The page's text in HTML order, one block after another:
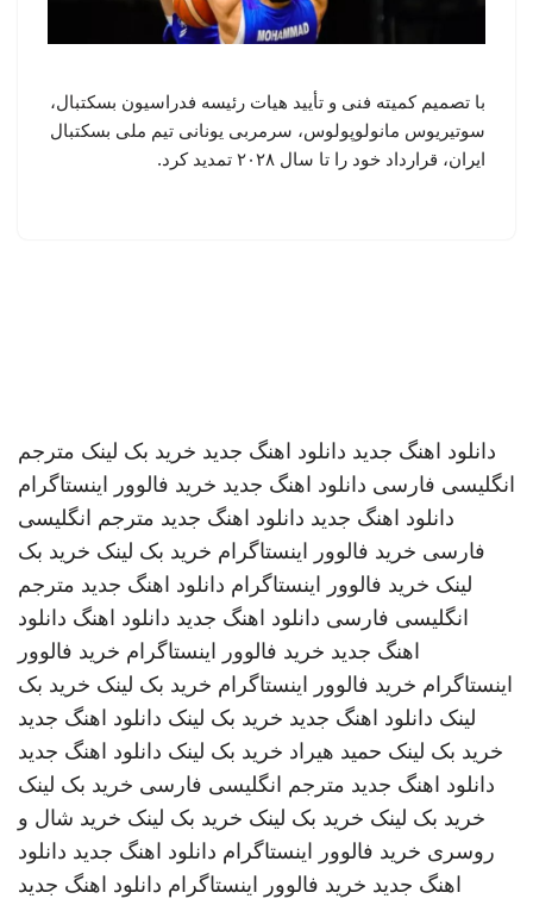
با تصمیم کمیته فنی و تأیید هیات رئیسه فدراسیون بسکتبال،
سوتیریوس مانولوپولوس، سرمربی یونانی تیم ملی بسکتبال
ایران، قرارداد خود را تا سال ۲۰۲۸ تمدید کرد.
دانلود اهنگ جدید دانلود اهنگ جدید خرید بک لینک مترجم
انگلیسی فارسی دانلود اهنگ جدید خرید فالوور اینستاگرام
دانلود اهنگ جدید دانلود اهنگ جدید مترجم انگلیسی
فارسی خرید فالوور اینستاگرام خرید بک لینک خرید بک
لینک خرید فالوور اینستاگرام دانلود اهنگ جدید مترجم
انگلیسی فارسی دانلود اهنگ جدید دانلود اهنگ دانلود
اهنگ جدید خرید فالوور اینستاگرام خرید فالوور
اینستاگرام خرید فالوور اینستاگرام خرید بک لینک خرید بک
لینک دانلود اهنگ جدید خرید بک لینک دانلود اهنگ جدید
خرید بک لینک حمید هیراد خرید بک لینک دانلود اهنگ جدید
دانلود اهنگ جدید مترجم انگلیسی فارسی خرید بک لینک
خرید بک لینک خرید بک لینک خرید بک لینک خرید شال و
روسری خرید فالوور اینستاگرام دانلود اهنگ جدید دانلود
اهنگ جدید خرید فالوور اینستاگرام دانلود اهنگ جدید